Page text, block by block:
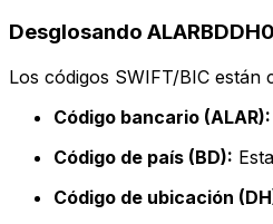
Desglosando
Los códigos SWIFT/BIC
Código bancario (ALAR):
Código de país (BD):
Código de ubicación